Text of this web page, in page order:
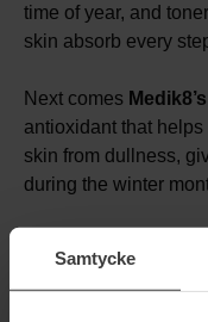
Samtycke
time of year, and
skin absorb every
Next comes Medik8’s
antioxidant that
skin from dullness,
during the winter
fromFilorga– a rich,
moisture and